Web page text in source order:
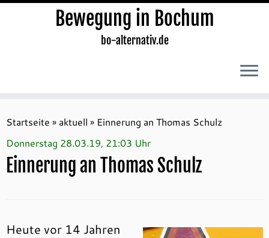
Inhalt
springen
Bewegung in Bochum
bo-alternativ.de
Startseite » aktuell » Einnerung an Thomas Schulz
Donnerstag 28.03.19, 21:03 Uhr
Einnerung an Thomas Schulz
Heute vor 14 Jahren